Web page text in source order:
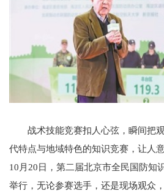
战术技能竞赛扣人心弦，瞬间把
代特点与地域特色的知识竞赛，让
10月20日，第二届北京市全民国防知
举行，无论参赛选手，还是现场观众